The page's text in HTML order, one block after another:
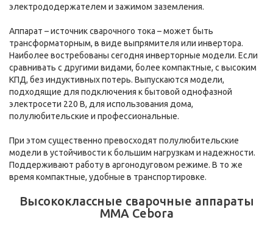
электрододержателем и зажимом заземления.
Аппарат – источник сварочного тока – может быть
трансформаторным, в виде выпрямителя или инвертора.
Наиболее востребованы сегодня инверторные модели. Если
сравнивать с другими видами, более компактные, с высоким
КПД, без индуктивных потерь. Выпускаются модели,
подходящие для подключения к бытовой однофазной
электросети 220 В, для использования дома,
полулюбительские и профессиональные.
При этом существенно превосходят полулюбительские
модели в устойчивости к большим нагрузкам и надежности.
Поддерживают работу в аргонодуговом режиме. В то же
время компактные, удобные в транспортировке.
Высококлассные сварочные аппараты
MMA Cebora